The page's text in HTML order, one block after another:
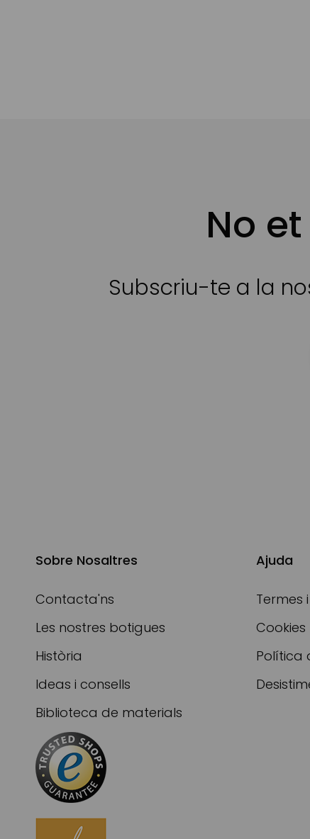
No
Subscriu-te a la
Sobre Nosaltres
Contacta'ns
Les nostres botigues
Història
Ideas i consells
Biblioteca de materials
Ajuda
Termes
Cookies
Política